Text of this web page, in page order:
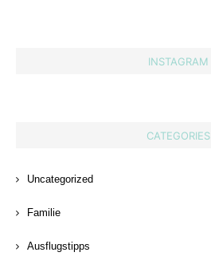
INSTAGRAM
CATEGORIES
Uncategorized
Familie
Ausflugstipps